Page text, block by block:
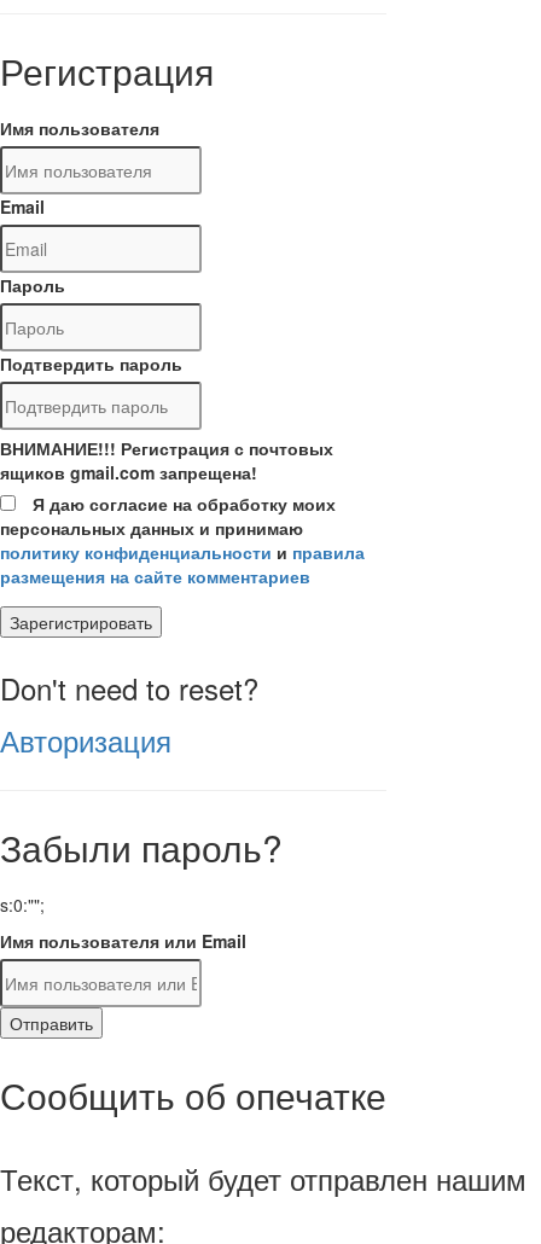
Регистрация
Имя пользователя
Email
Пароль
Подтвердить пароль
ВНИМАНИЕ!!! Регистрация с почтовых
ящиков gmail.com запрещена!
Я даю согласие на обработку моих
персональных данных и принимаю
политику конфиденциальности и правила
размещения на сайте комментариев
Зарегистрировать
Don't need to reset?
Авторизация
Забыли пароль?
s:0:"";
Имя пользователя или Email
Отправить
Сообщить об опечатке
Текст, который будет отправлен нашим
редакторам: